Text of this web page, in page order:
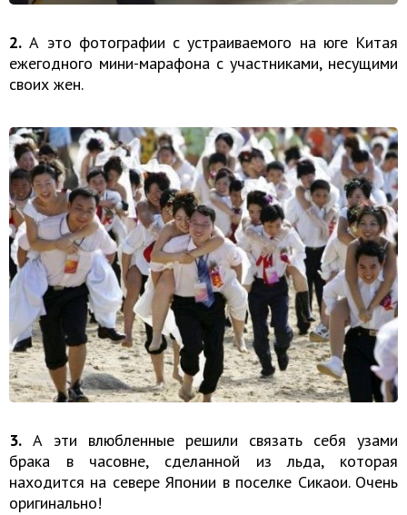
2. А это фотографии с устраиваемого на юге Китая
ежегодного мини-марафона с участниками, несущими
своих жен.
3. А эти влюбленные решили связать себя узами
брака в часовне, сделанной из льда, которая
находится на севере Японии в поселке Сикаои. Очень
оригинально!